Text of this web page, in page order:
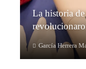
La historia
García Herrera